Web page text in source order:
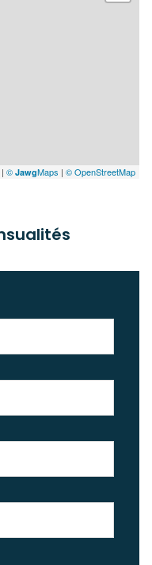
| © JawgMaps | © OpenStreetMap